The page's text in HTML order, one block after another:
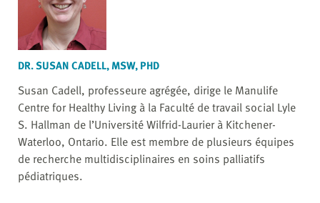
DR. SUSAN CADELL, MSW, PHD
Susan Cadell, professeure agrégée, dirige le Manulife
Centre for Healthy Living à la Faculté de travail social Lyle
S. Hallman de l’Université Wilfrid-Laurier à Kitchener-
Waterloo, Ontario. Elle est membre de plusieurs équipes
de recherche multidisciplinaires en soins palliatifs
pédiatriques.